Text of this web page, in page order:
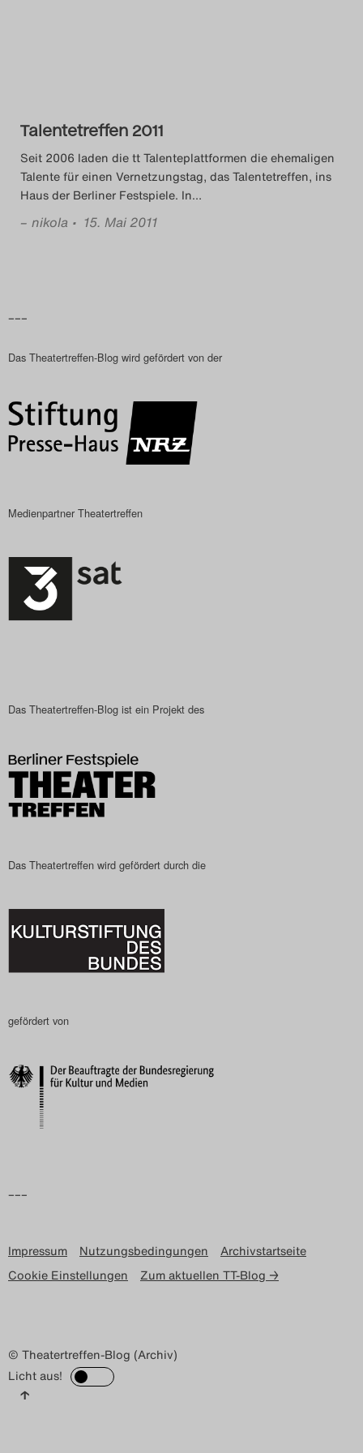
2015
Das Theatertreffen-Blog
2016
Das Theatertreffen-Blog
2018
Das Theatertreffen-Blog
2018 Alumni
Das Theatertreffen-Blog
Das Theatertreffen-Blog
2022
Das Theatertreffen-Blog
2023
Das Theatertreffen-Blog
2024
2025
Das Theatertreffen-Blog
Nutzungsbedingungen
Talentetreffen 2011
Seit 2006 laden die tt Talenteplattformen die ehemaligen
Talente für einen Vernetzungstag, das Talentetreffen, ins
Haus der Berliner Festspiele. In…
– nikola • 15. Mai 2011
–––
Das Theatertreffen-Blog wird gefördert von der
Medienpartner Theatertreffen
Das Theatertreffen-Blog ist ein Projekt des
Das Theatertreffen wird gefördert durch die
gefördert von
–––
Impressum Nutzungsbedingungen
Archivstartseite
Cookie Einstellungen
Zum aktuellen TT-Blog →
© Theatertreffen-Blog (Archiv)
Licht aus!
↑